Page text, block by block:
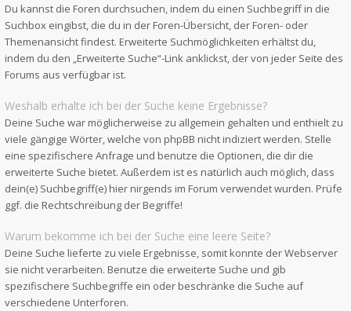
Du kannst die Foren durchsuchen, indem du einen Suchbegriff in die
Suchbox eingibst, die du in der Foren-Übersicht, der Foren- oder
Themenansicht findest. Erweiterte Suchmöglichkeiten erhältst du,
indem du den „Erweiterte Suche“-Link anklickst, der von jeder Seite des
Forums aus verfügbar ist.
Weshalb erhalte ich bei der Suche keine Ergebnisse?
Deine Suche war möglicherweise zu allgemein gehalten und enthielt zu
viele gängige Wörter, welche von phpBB nicht indiziert werden. Stelle
eine spezifischere Anfrage und benutze die Optionen, die dir die
erweiterte Suche bietet. Außerdem ist es natürlich auch möglich, dass
dein(e) Suchbegriff(e) hier nirgends im Forum verwendet wurden. Prüfe
ggf. die Rechtschreibung der Begriffe!
Warum bekomme ich bei der Suche eine leere Seite?
Deine Suche lieferte zu viele Ergebnisse, somit konnte der Webserver
sie nicht verarbeiten. Benutze die erweiterte Suche und gib
spezifischere Suchbegriffe ein oder beschränke die Suche auf
verschiedene Unterforen.